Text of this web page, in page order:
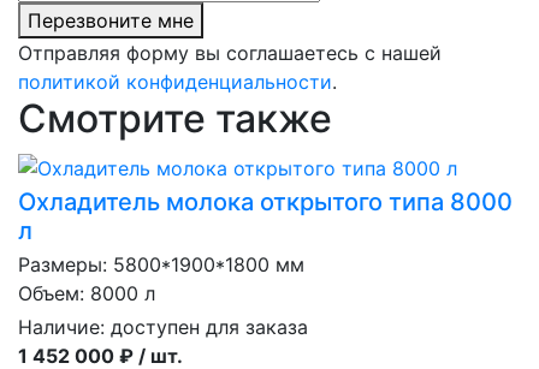
Перезвоните мне
Отправляя форму вы соглашаетесь с нашей
политикой конфиденциальности.
Смотрите также
Охладитель молока открытого типа 8000
л
Размеры: 5800*1900*1800 мм
Объем: 8000 л
Наличие: доступен для заказа
1 452 000 ₽ / шт.